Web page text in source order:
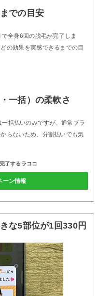
での目安
全身6回の脱毛が完了しま
の効果を実感できるまでの目
一括）の柔軟さ
括払いのみですが、通常プラ
らないため、分割払いでも気
了するラココ
ーン情報
な5部位が1回330円